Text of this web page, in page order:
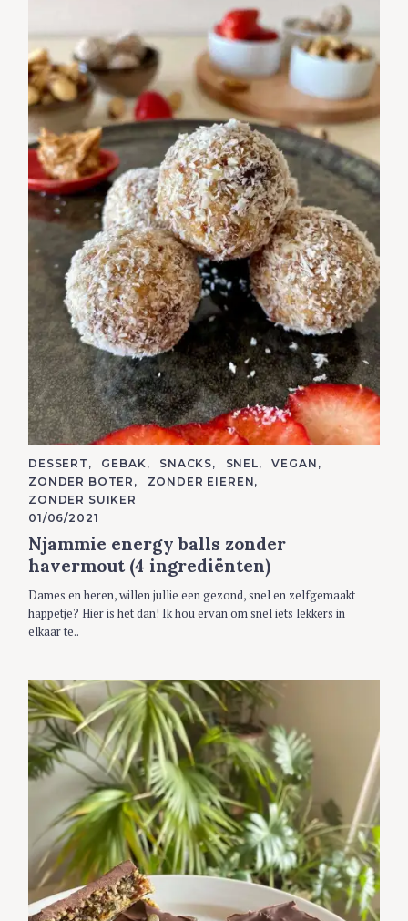
C
A
T
E
G
O
R
I
E
S
DESSERT GEBAK SNACKS SNEL
VEGAN
ZONDER BOTER
ZONDER EIEREN
ZONDER SUIKER
01/06/2021
Njammie energy balls zonder
havermout (4 ingrediënten)
Dames en heren, willen jullie een gezond, snel en zelfgemaakt
happetje? Hier is het dan! Ik hou ervan om snel iets lekkers in
elkaar te..